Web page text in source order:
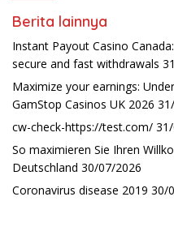
Berita lainnya
Instant Payout Casino
secure and fast withdrawals
Maximize your earnings:
GamStop Casinos UK 2026
cw-check-https://test.com/
So maximieren Sie Ihren
Deutschland 30/07/2026
Coronavirus disease 2019 30/